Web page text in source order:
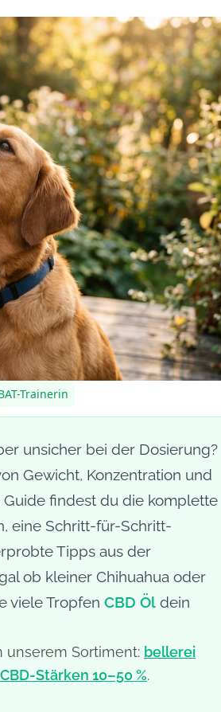
Trainerin
unsicher bei der Dosierung?
Gewicht, Konzentration und
findest du die komplette
eine Schritt-für-Schritt-
Tipps aus der
ob kleiner Chihuahua oder
viele Tropfen CBD Öl dein
unserem Sortiment: bellerei
Stärken 10–50 %.